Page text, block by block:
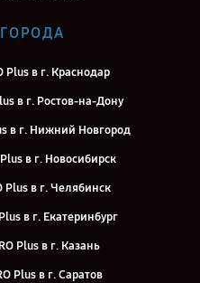
Plus в г. Краснодар
в г. Ростов-на-Дону
в г. Нижний Новгород
в г. Новосибирск
Plus в г. Челябинск
в г. Екатеринбург
Plus в г. Казань
Plus в г. Саратов